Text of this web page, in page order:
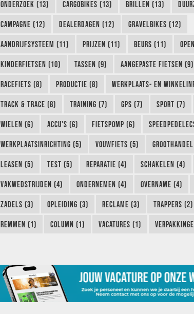
ONDERZOEK (13) CARGOBIKES (13) BRILLEN (13)
CAMPAGNE (12) DEALERDAGEN (12) GRAVELBIKES (12)
AANDRIJFSYSTEEM (11) PRIJZEN (11) BEURS (11)
KINDERFIETSEN (10) TASSEN (9) AANGEPASTE FIETSEN (9)
RACEFIETS (8) PRODUCTIE (8) WERKPLAATS- EN
TRACK & TRACE (8) TRAINING (7) GPS (7) SPORT (7)
WIELEN (6) ACCU'S (6) FIETSPOMP (6)
WERKPLAATSINRICHTING (5) VOUWFIETS (5)
LEASEN (5) TEST (5) REPARATIE (4) SCHAKELEN (4)
VAKWEDSTRIJDEN (4) ONDERNEMEN (4) OVERNAME (4)
ZADELS (3) OPLEIDING (3) RECLAME (3) TRAPPERS (2)
REMMEN (1) COLUMN (1) VACATURES (1)